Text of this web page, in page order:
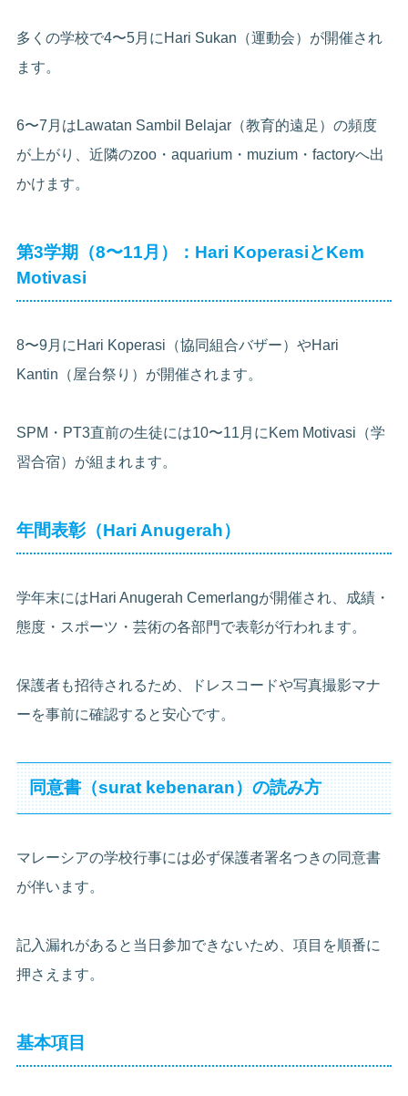
多くの学校で4〜5月にHari Sukan（運動会）が開催され
ます。
6〜7月はLawatan Sambil Belajar（教育的遠足）の頻度
が上がり、近隣のzoo・aquarium・muzium・factoryへ出
かけます。
第3学期（8〜11月）：Hari KoperasiとKem
Motivasi
8〜9月にHari Koperasi（協同組合バザー）やHari
Kantin（屋台祭り）が開催されます。
SPM・PT3直前の生徒には10〜11月にKem Motivasi（学
習合宿）が組まれます。
年間表彰（Hari Anugerah）
学年末にはHari Anugerah Cemerlangが開催され、成績・
態度・スポーツ・芸術の各部門で表彰が行われます。
保護者も招待されるため、ドレスコードや写真撮影マナ
ーを事前に確認すると安心です。
同意書（surat kebenaran）の読み方
マレーシアの学校行事には必ず保護者署名つきの同意書
が伴います。
記入漏れがあると当日参加できないため、項目を順番に
押さえます。
基本項目